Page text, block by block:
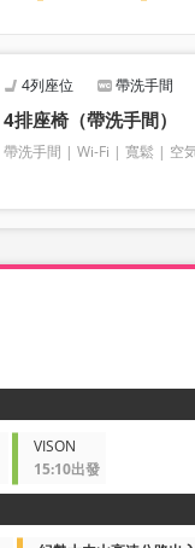
4列座位 帶洗手間
4排座椅（帶洗手間）
帶洗手間 Wi-Fi 寬鬆 空
VISON
15:10出發